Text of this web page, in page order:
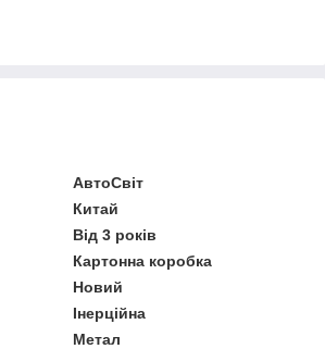
АвтоСвіт
Китай
Від 3 років
Картонна коробка
Новий
Інерційна
Метал